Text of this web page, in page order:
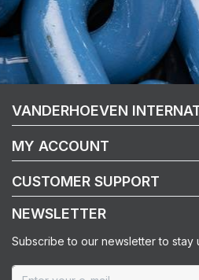
VANDERHOEVEN
MY ACCOUNT
CUSTOMER SUPPORT
NEWSLETTER
Subscribe to our newsletter to stay